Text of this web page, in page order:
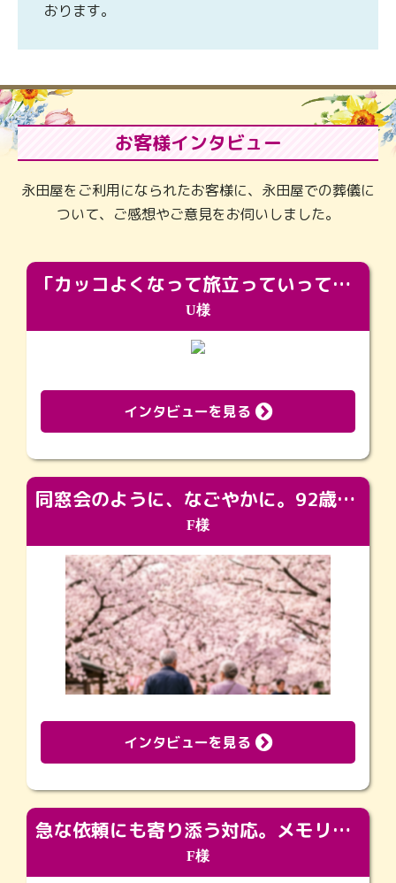
おります。
お客様インタビュー
永田屋をご利用になられたお客様に、永田屋での葬儀に
ついて、ご感想やご意見をお伺いしました。
「カッコよくなって旅立っていってくれました（笑）もっとカッコいいって言ってあげればよかったな」
U様
インタビューを見る
同窓会のように、なごやかに。92歳の旅立ちを彩った、再会と感謝の場
F様
インタビューを見る
急な依頼にも寄り添う対応。メモリアルコーナーで振り返る大切な日々
F様